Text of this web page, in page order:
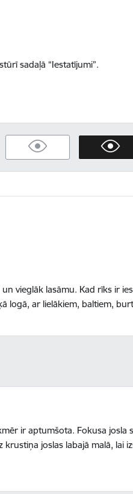
sadaļā “Iestatījumi”.
vieglāk lasāmu. Kad rīks ir
logā, ar lielākiem, baltiem,
ir aptumšota. Fokusa
joslas labajā malā, lai